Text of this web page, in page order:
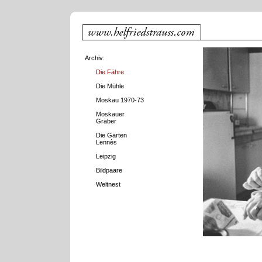
Archiv:
Die Fähre
Die Mühle
Moskau 1970-73
Moskauer
Gräber
Die Gärten
Lennès
Leipzig
Bildpaare
Weltnest